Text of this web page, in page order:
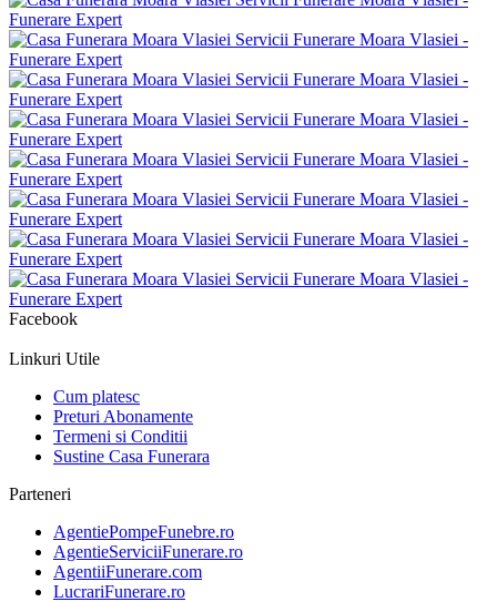
Facebook
Linkuri Utile
Cum platesc
Preturi Abonamente
Termeni si Conditii
Sustine Casa Funerara
Parteneri
AgentiePompeFunebre.ro
AgentieServiciiFunerare.ro
AgentiiFunerare.com
LucrariFunerare.ro